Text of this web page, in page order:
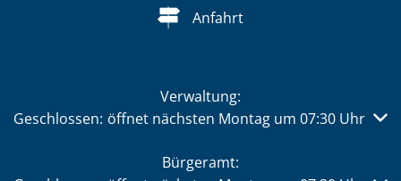
Anfahrt
Verwaltung:
Klicken, um weitere Öffnungs- oder Schließzeiten
Geschlossen: öffnet nächsten Montag um 07:30 Uhr
Bürgeramt: